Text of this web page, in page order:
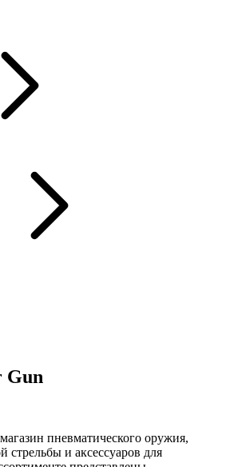
Gun
пневматического оружия,
стрельбы и аксессуаров для